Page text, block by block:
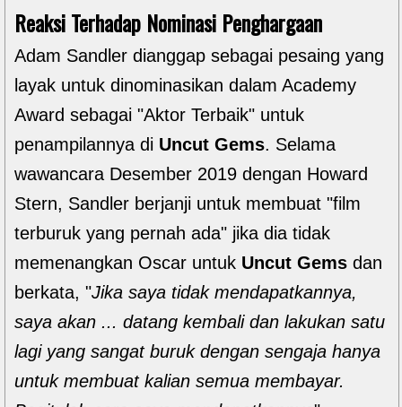
Reaksi Terhadap Nominasi Penghargaan
Adam Sandler dianggap sebagai pesaing yang
layak untuk dinominasikan dalam Academy
Award sebagai "Aktor Terbaik" untuk
penampilannya di Uncut Gems. Selama
wawancara Desember 2019 dengan Howard
Stern, Sandler berjanji untuk membuat "film
terburuk yang pernah ada" jika dia tidak
memenangkan Oscar untuk Uncut Gems dan
berkata, "Jika saya tidak mendapatkannya,
saya akan ... datang kembali dan lakukan satu
lagi yang sangat buruk dengan sengaja hanya
untuk membuat kalian semua membayar.